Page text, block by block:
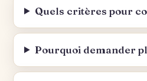
Quels critères pour
Pourquoi demander